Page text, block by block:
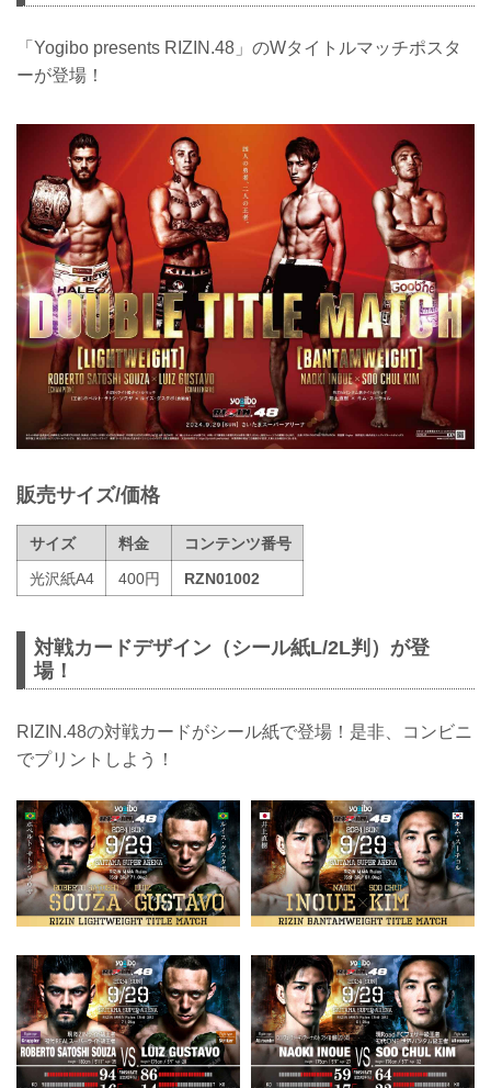
「Yogibo presents RIZIN.48」のWタイトルマッチポスタ
ーが登場！
販売サイズ/価格
サイズ 料金
コンテンツ番号
光沢紙A4
400円 RZN01002
対戦カードデザイン（シール紙L/2L判）が登
場！
RIZIN.48の対戦カードがシール紙で登場！是非、コンビニ
でプリントしよう！